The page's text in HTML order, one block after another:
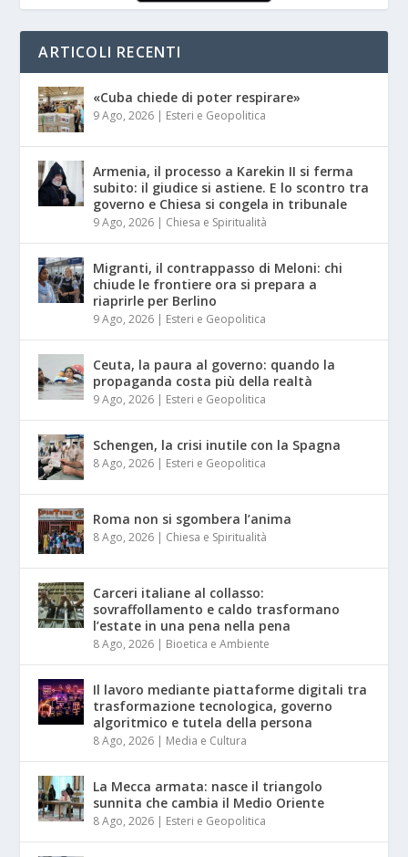
ARTICOLI RECENTI
«Cuba chiede di poter respirare»
9 Ago, 2026 | Esteri e Geopolitica
Armenia, il processo a Karekin II si ferma
subito: il giudice si astiene. E lo scontro tra
governo e Chiesa si congela in tribunale
9 Ago, 2026 | Chiesa e Spiritualità
Migranti, il contrappasso di Meloni: chi
chiude le frontiere ora si prepara a
riaprirle per Berlino
9 Ago, 2026 | Esteri e Geopolitica
Ceuta, la paura al governo: quando la
propaganda costa più della realtà
9 Ago, 2026 | Esteri e Geopolitica
Schengen, la crisi inutile con la Spagna
8 Ago, 2026 | Esteri e Geopolitica
Roma non si sgombera l’anima
8 Ago, 2026 | Chiesa e Spiritualità
Carceri italiane al collasso:
sovraffollamento e caldo trasformano
l’estate in una pena nella pena
8 Ago, 2026 | Bioetica e Ambiente
Il lavoro mediante piattaforme digitali tra
trasformazione tecnologica, governo
algoritmico e tutela della persona
8 Ago, 2026 | Media e Cultura
La Mecca armata: nasce il triangolo
sunnita che cambia il Medio Oriente
8 Ago, 2026 | Esteri e Geopolitica